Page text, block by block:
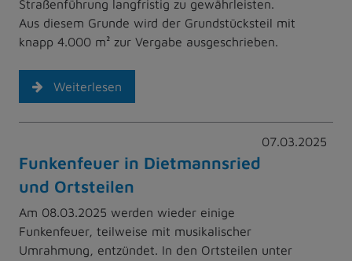
Straßenführung langfristig zu gewährleisten.
Aus diesem Grunde wird der Grundstücksteil mit
knapp 4.000 m² zur Vergabe ausgeschrieben.
Weiterlesen
07.03.2025
Funkenfeuer in Dietmannsried
und Ortsteilen
Am 08.03.2025 werden wieder einige
Funkenfeuer, teilweise mit musikalischer
Umrahmung, entzündet. In den Ortsteilen unter